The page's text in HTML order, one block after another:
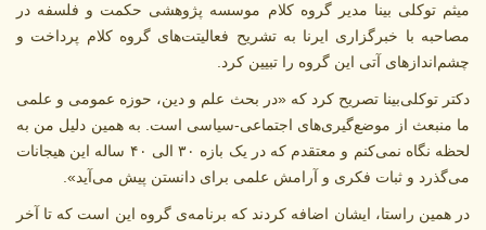
میثم توکلی بینا مدیر گروه کلام موسسه پژوهشی حکمت و فلسفه در
مصاحبه با خبرگزاری ایرنا به تشریح فعالیتت‌های گروه کلام پرداخت و
چشم‌اندازهای آتی این گروه را تبیین کرد.
دکتر توکلی‌بینا تصریح کرد که «در بحث علم و دین، حوزه عمومی و علمی
ما منبعث از موضع‌گیری‌های اجتماعی-سیاسی است. به همین دلیل من به
لحظه نگاه نمی‌کنم و معتقدم که در یک بازه ۳۰ الی ۴۰ ساله این هیجانات
می‌گذرد و ثبات فکری و آرامش‌ علمی برای دانستن پیش می‌آید».
در همین راستا، ایشان اضافه کردند که برنامه‌ی گروه این است که تا آخر